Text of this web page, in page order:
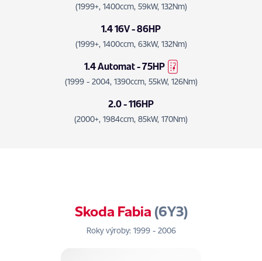
(1999+, 1400ccm, 59kW, 132Nm)
1.4 16V - 86HP
(1999+, 1400ccm, 63kW, 132Nm)
1.4 Automat - 75HP
(1999 - 2004, 1390ccm, 55kW, 126Nm)
2.0 - 116HP
(2000+, 1984ccm, 85kW, 170Nm)
Skoda Fabia (6Y3)
Roky výroby: 1999 - 2006